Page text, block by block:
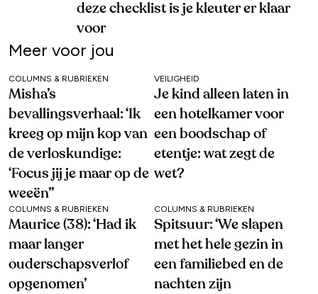
deze checklist is je kleuter er klaar
voor
Meer voor jou
COLUMNS & RUBRIEKEN
Misha’s
bevallingsverhaal: ‘Ik
kreeg op mijn kop van
de verloskundige:
‘Focus jij je maar op de
weeën’’
VEILIGHEID
Je kind alleen laten in
een hotelkamer voor
een boodschap of
etentje: wat zegt de
wet?
COLUMNS & RUBRIEKEN
Maurice (38): ‘Had ik
maar langer
ouderschapsverlof
opgenomen’
COLUMNS & RUBRIEKEN
Spitsuur: ‘We slapen
met het hele gezin in
een familiebed en de
nachten zijn